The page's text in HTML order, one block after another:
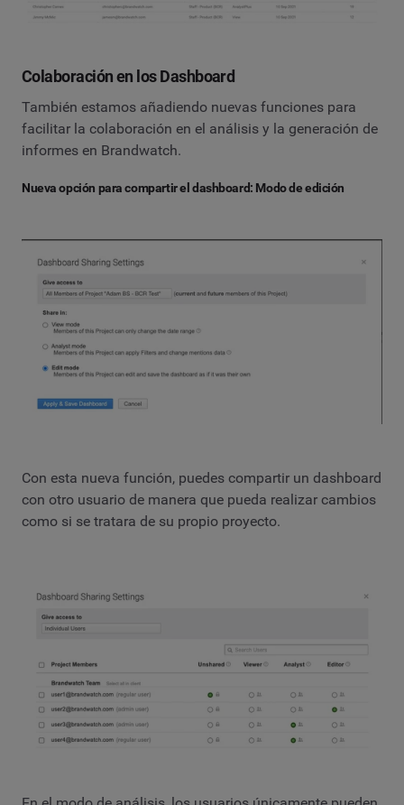
Colaboración en los Dashboard
También estamos añadiendo nuevas funciones para
facilitar la colaboración en el análisis y la generación de
informes en Brandwatch.
Nueva opción para compartir el dashboard: Modo de edición
Con esta nueva función, puedes compartir un dashboard
con otro usuario de manera que pueda realizar cambios
como si se tratara de su propio proyecto.